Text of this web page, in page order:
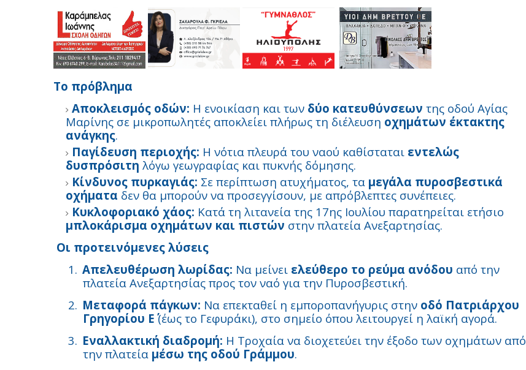
Το πρόβλημα
Αποκλεισμός οδών: Η ενοικίαση και των δύο κατευθύνσεων της οδού Αγίας
Μαρίνης σε μικροπωλητές αποκλείει πλήρως τη διέλευση οχημάτων έκτακτης
ανάγκης.
Παγίδευση περιοχής: Η νότια πλευρά του ναού καθίσταται εντελώς
δυσπρόσιτη λόγω γεωγραφίας και πυκνής δόμησης.
Κίνδυνος πυρκαγιάς: Σε περίπτωση ατυχήματος, τα μεγάλα πυροσβεστικά
οχήματα δεν θα μπορούν να προσεγγίσουν, με απρόβλεπτες συνέπειες.
Κυκλοφοριακό χάος: Κατά τη λιτανεία της 17ης Ιουλίου παρατηρείται ετήσιο
μπλοκάρισμα οχημάτων και πιστών στην πλατεία Ανεξαρτησίας.
Οι προτεινόμενες λύσεις
1. Απελευθέρωση λωρίδας: Να μείνει ελεύθερο το ρεύμα ανόδου από την
πλατεία Ανεξαρτησίας προς τον ναό για την Πυροσβεστική.
2. Μεταφορά πάγκων: Να επεκταθεί η εμποροπανήγυρις στην οδό Πατριάρχου
Γρηγορίου Ε΄ (έως το Γεφυράκι), στο σημείο όπου λειτουργεί η λαϊκή αγορά.
3. Εναλλακτική διαδρομή: Η Τροχαία να διοχετεύει την έξοδο των οχημάτων από
την πλατεία μέσω της οδού Γράμμου.